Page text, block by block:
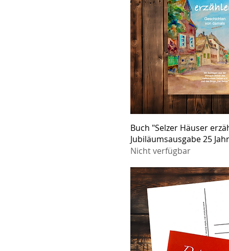
Buch "Selzer Häuser
Jubiläumsausgabe 25
Nicht verfügbar